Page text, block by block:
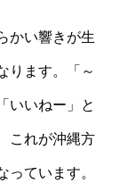
かい響きが生
ります。「～
いいねー」と
これが沖縄方
ています。